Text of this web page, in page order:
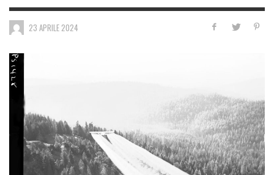
23 APRILE 2024